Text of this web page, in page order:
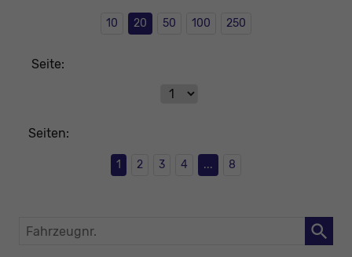
10 20 50 100 250
Seite:
Seiten:
1 2 3 4 ... 8
Fahrzeugnr.